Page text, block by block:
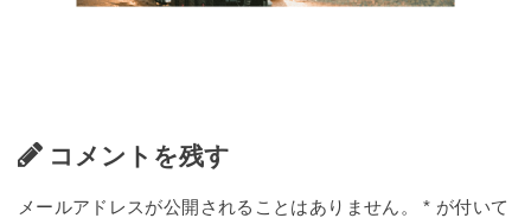
コメントを残す
メールアドレスが公開されることはありません。 * が付いて